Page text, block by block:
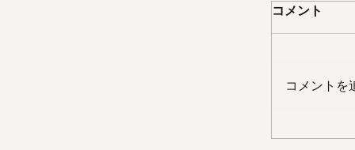
コメント
コメントを